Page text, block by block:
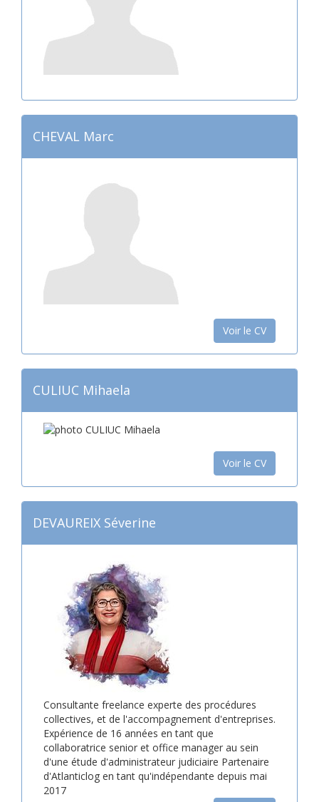
CHEVAL Marc
Voir le CV
CULIUC Mihaela
Voir le CV
DEVAUREIX Séverine
Consultante freelance experte des procédures
collectives, et de l'accompagnement d'entreprises.
Expérience de 16 années en tant que
collaboratrice senior et office manager au sein
d'une étude d'administrateur judiciaire Partenaire
d'Atlanticlog en tant qu'indépendante depuis mai
2017